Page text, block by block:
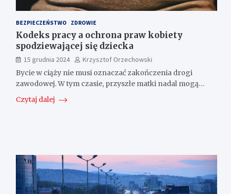
BEZPIECZEŃSTWO ZDROWIE
Kodeks pracy a ochrona praw kobiety
spodziewającej się dziecka
15 grudnia 2024
Krzysztof Orzechowski
Bycie w ciąży nie musi oznaczać zakończenia drogi
zawodowej. W tym czasie, przyszłe matki nadal mogą…
Czytaj dalej